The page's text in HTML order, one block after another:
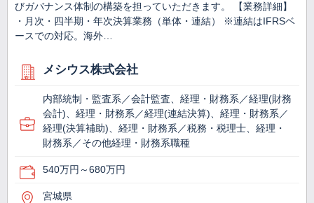
びガバナンス体制の構築を担っていただきます。 【業務詳細】
・月次・四半期・年次決算業務（単体・連結） ※連結はIFRSベ
ースでの対応。海外…
メシウス株式会社
内部統制・監査系／会計監査、経理・財務系／経理(財務
会計)、経理・財務系／経理(連結決算)、経理・財務系／
経理(決算補助)、経理・財務系／税務・税理士、経理・
財務系／その他経理・財務系職種
540万円～680万円
宮城県